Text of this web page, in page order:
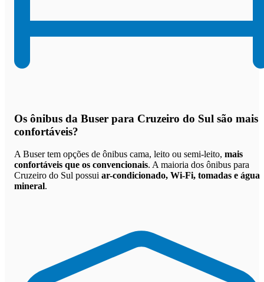
Os ônibus da Buser para Cruzeiro do Sul são mais
confortáveis?
A Buser tem opções de ônibus cama, leito ou semi-leito, mais
confortáveis que os convencionais. A maioria dos ônibus para
Cruzeiro do Sul possui ar-condicionado, Wi-Fi, tomadas e água
mineral.